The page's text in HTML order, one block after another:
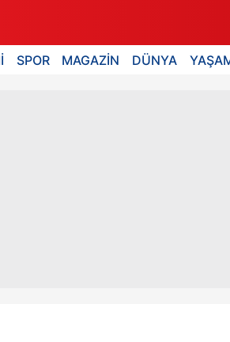
SPOR MAGAZİN DÜNYA